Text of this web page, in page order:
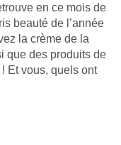
en ce mois de
beauté de l’année
la crème de la
que des produits de
Et vous, quels ont